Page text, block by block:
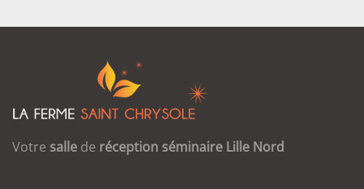
Votre salle de réception séminaire Lille Nord